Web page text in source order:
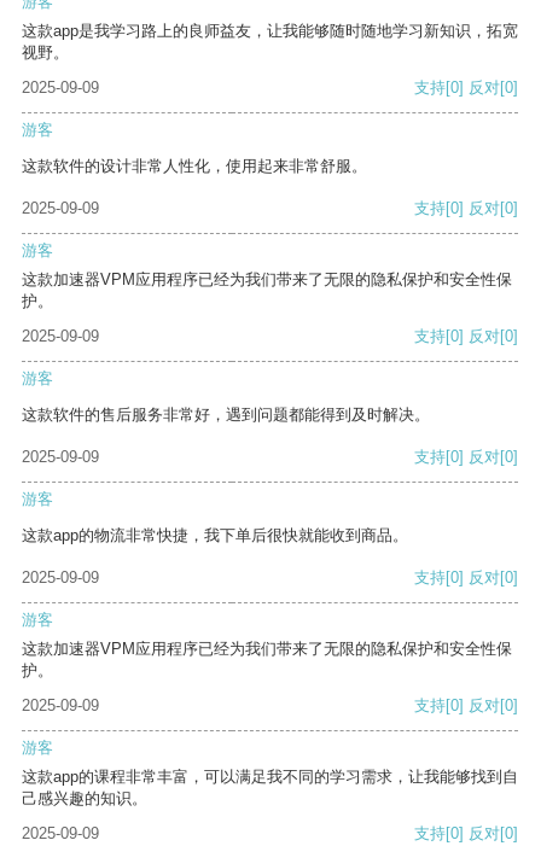
这款app是我学习路上的良师益友，让我能够随时随地学习新知识，拓宽
视野。
2025-09-09
支持[0] 反对[0]
游客
这款软件的设计非常人性化，使用起来非常舒服。
2025-09-09 支持[0] 反对[0]
游客
这款加速器VPM应用程序已经为我们带来了无限的隐私保护和安全性保
护。
2025-09-09
支持[0] 反对[0]
游客
这款软件的售后服务非常好，遇到问题都能得到及时解决。
2025-09-09 支持[0] 反对[0]
游客
这款app的物流非常快捷，我下单后很快就能收到商品。
2025-09-09 支持[0] 反对[0]
游客
这款加速器VPM应用程序已经为我们带来了无限的隐私保护和安全性保
护。
2025-09-09
支持[0] 反对[0]
游客
这款app的课程非常丰富，可以满足我不同的学习需求，让我能够找到自
己感兴趣的知识。
2025-09-09
支持[0] 反对[0]